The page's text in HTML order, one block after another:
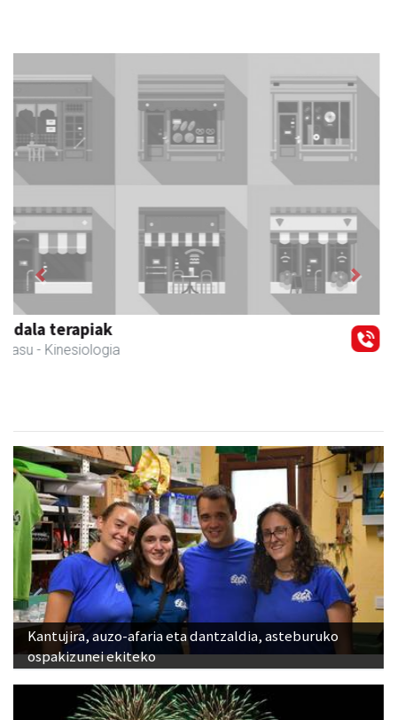
Kabela
Asteasu - Gozotegiak
Previous
Kantujira, auzo-afaria eta dantzaldia, asteburuko
ospakizunei ekiteko